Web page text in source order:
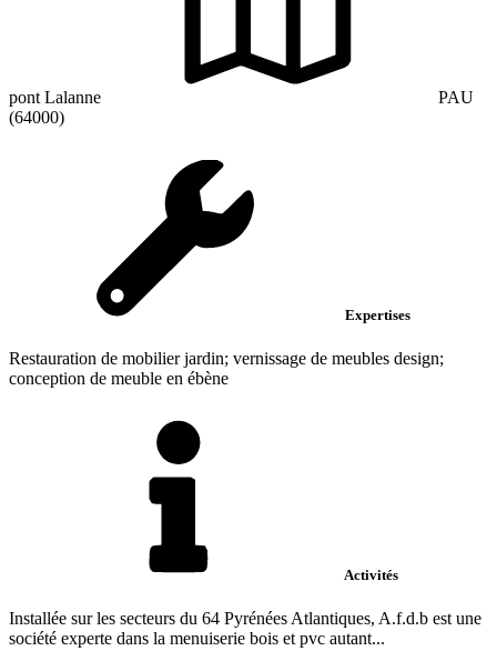
pont Lalanne
PAU
(64000)
Expertises
Restauration de mobilier jardin; vernissage de meubles design;
conception de meuble en ébène
Activités
Installée sur les secteurs du 64 Pyrénées Atlantiques, A.f.d.b est une
société experte dans la menuiserie bois et pvc autant...